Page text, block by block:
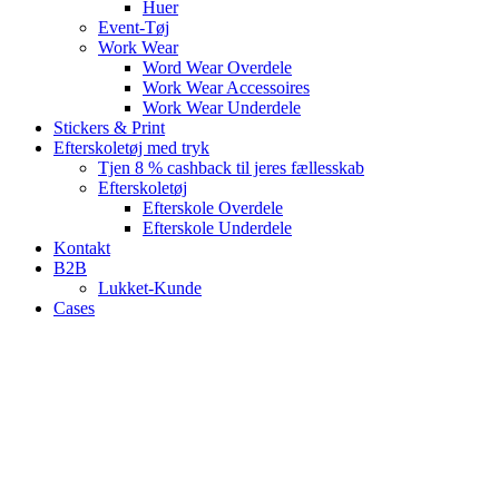
Huer
Event-Tøj
Work Wear
Word Wear Overdele
Work Wear Accessoires
Work Wear Underdele
Stickers & Print
Efterskoletøj med tryk
Tjen 8 % cashback til jeres fællesskab
Efterskoletøj
Efterskole Overdele
Efterskole Underdele
Kontakt
B2B
Lukket-Kunde
Cases